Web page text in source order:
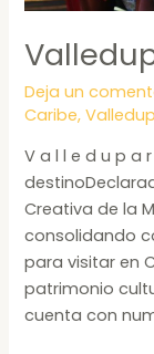
Deja un
Caribe,
V a l l e d u p a
Creativa de la
consolidando
para visitar en
patrimonio
cuenta con